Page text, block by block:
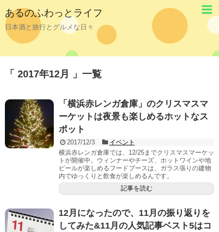
あるのふわっとライフ
日本酒と旅行とグルメな日々
「 2017年12月 」一覧
「横浜赤レンガ倉庫」のクリスマスマ
ーケットは夜景も楽しめるホットなス
ポット
2017/12/3
イベント
横浜赤レンガ倉庫では、12/25までクリスマスマーケッ
トが開催中。ウィンナーやチーズ、ホットワインや地
ビールが楽しめるフードブースは、ガラス張りの建物
内でゆっくりと飲食が楽しめるんです。
記事を読む
12月になったので、11月の振り返りを
してみた&11月の人気記事ベスト5はコ